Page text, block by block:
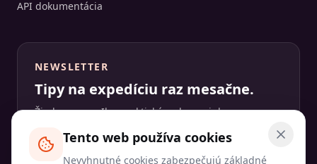
API dokumentácia
NEWSLETTER
Tipy na expedíciu raz mesačne.
Žiadny spam. Iba praktické rady, novinky a
E-mail
Tento web používa cookies
Nevyhnutné cookies zabezpečujú základné